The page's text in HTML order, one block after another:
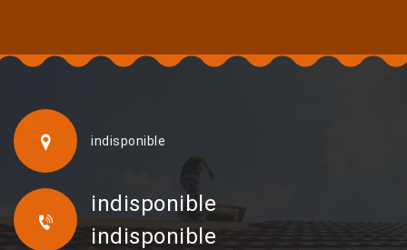
indisponible
indisponible
indisponible